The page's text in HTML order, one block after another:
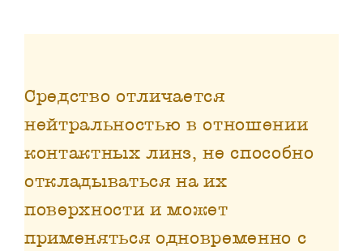
Средство отличается
нейтральностью в отношении
контактных линз, не способно
откладываться на их
поверхности и может
применяться одновременно с